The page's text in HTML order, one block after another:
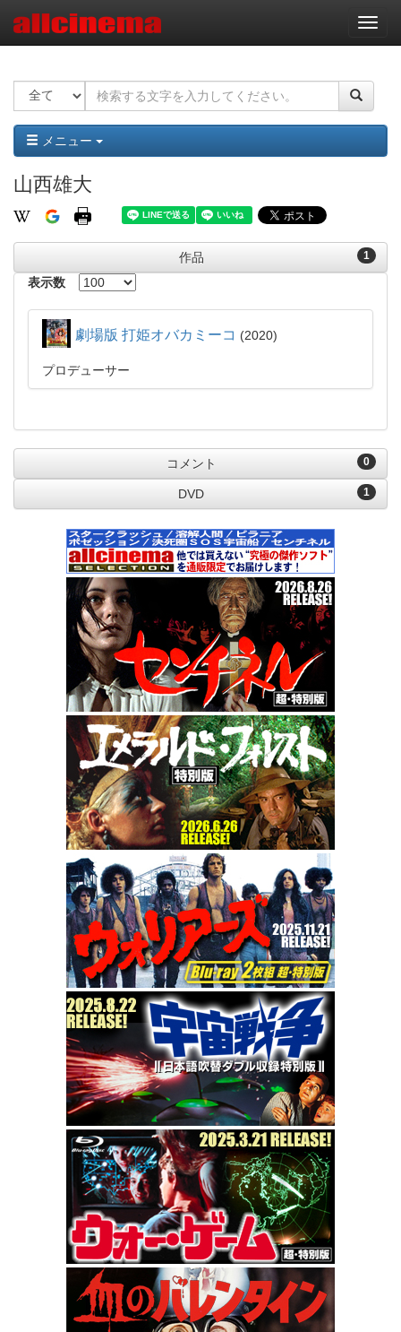
ナ
ビ
ー
ョ
ン
メニュー
山西雄大
1
作品
表示数
劇場版 打姫オバカミーコ 2020
プロデューサー
0
コメント
1
DVD